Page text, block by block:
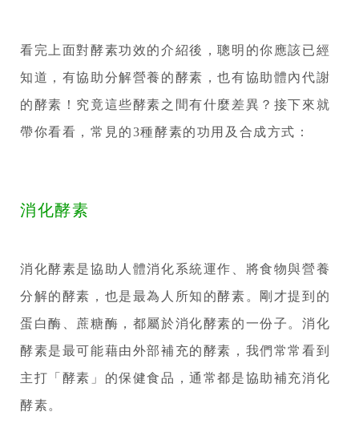
看完上面對酵素功效的介紹後，聰明的你應該已經
知道，有協助分解營養的酵素，也有協助體內代謝
的酵素！究竟這些酵素之間有什麼差異？接下來就
帶你看看，常見的3種酵素的功用及合成方式：
消化酵素
消化酵素是協助人體消化系統運作、將食物與營養
分解的酵素，也是最為人所知的酵素。剛才提到的
蛋白酶、蔗糖酶，都屬於消化酵素的一份子。消化
酵素是最可能藉由外部補充的酵素，我們常常看到
主打「酵素」的保健食品，通常都是協助補充消化
酵素。